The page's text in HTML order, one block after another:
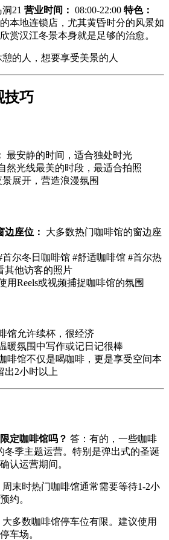
21 营业时间： 08:00-22:00 特色：
本地连锁店，尤其黄昏时分的风景如
赏汉江冬景本身就是足够的治愈。
的人，想要享受美景的人
技巧
最安静的时间，适合独处时光
然光线最美的时段，最适合拍照
景展开，营造浪漫氛围
边座位：
大多数热门咖啡馆的窗边座
首尔冬日咖啡馆 #舒适咖啡馆 #首尔热
其他访客的照片
用Reels或视频捕捉咖啡馆的氛围
馆允许续杯，很经济
暖氛围中写作或记日记很棒
啡馆不仅是喝咖啡，更是享受空间本
出2小时以上
定咖啡馆吗？ 答：有的，一些咖啡
冬季主题运营。特别是弹出式的圣诞
认运营期间。
周末时热门咖啡馆通常需要等待1-2小
约。
大多数咖啡馆停车位有限。建议使用
车场。